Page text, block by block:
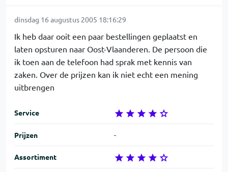
dinsdag 16 augustus 2005 18:16:29
Ik heb daar ooit een paar bestellingen geplaatst en
laten opsturen naar Oost-Vlaanderen. De persoon die
ik toen aan de telefoon had sprak met kennis van
zaken. Over de prijzen kan ik niet echt een mening
uitbrengen
Service
Prijzen -
Assortiment